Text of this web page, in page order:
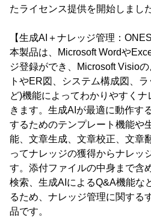
たライセンス提供を開始しました
【生成AI＋ナレッジ管理：
本製品は、Microsoft Wordや
ジ登録ができ、Microsoft Visio
トやER図、システム構成図、
ど)機能によってわかりやすく
きます。生成AIが最適に動作す
するためのテンプレート機能や
能、文章生成、文章校正、文章
ってナレッジの獲得からナレッ
す。添付ファイルの中身まで含
検索、生成AIによるQ&A機能な
るため、ナレッジ管理に関する
品です。